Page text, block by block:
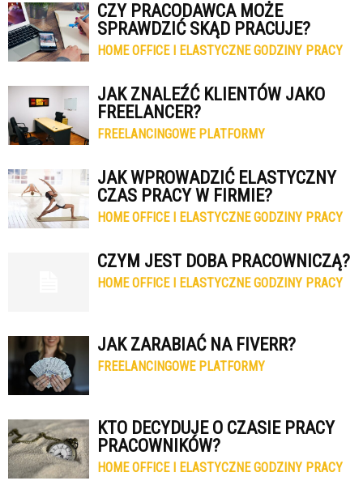
CZY PRACODAWCA MOŻE
SPRAWDZIĆ SKĄD PRACUJE?
HOME OFFICE I ELASTYCZNE GODZINY PRACY
JAK ZNALEŹĆ KLIENTÓW JAKO
FREELANCER?
FREELANCINGOWE PLATFORMY
JAK WPROWADZIĆ ELASTYCZNY
CZAS PRACY W FIRMIE?
HOME OFFICE I ELASTYCZNE GODZINY PRACY
CZYM JEST DOBA PRACOWNICZĄ?
HOME OFFICE I ELASTYCZNE GODZINY PRACY
JAK ZARABIAĆ NA FIVERR?
FREELANCINGOWE PLATFORMY
KTO DECYDUJE O CZASIE PRACY
PRACOWNIKÓW?
HOME OFFICE I ELASTYCZNE GODZINY PRACY